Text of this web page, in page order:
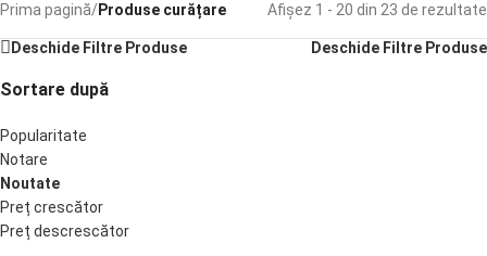
Prima pagină/Produse curățare Afișez 1 - 20 din 23 de rezultate
Deschide Filtre Produse Deschide Filtre Produse
Sortare după
Popularitate
Notare
Noutate
Preț crescător
Preț descrescător